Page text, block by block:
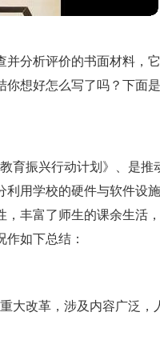
分析评价的书面材料，
想好怎么写了吗？下面
育振兴行动计划》、是推
用学校的硬件与软件设
，丰富了师生的课余生活
如下总结：
大改革，涉及内容广泛，